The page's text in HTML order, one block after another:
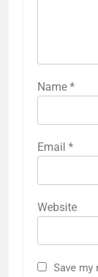
Name *
Email *
Website
Save my